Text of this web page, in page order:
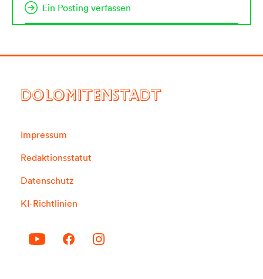
Ein Posting verfassen
DOLOMITENSTADT
Impressum
Redaktionsstatut
Datenschutz
KI-Richtlinien